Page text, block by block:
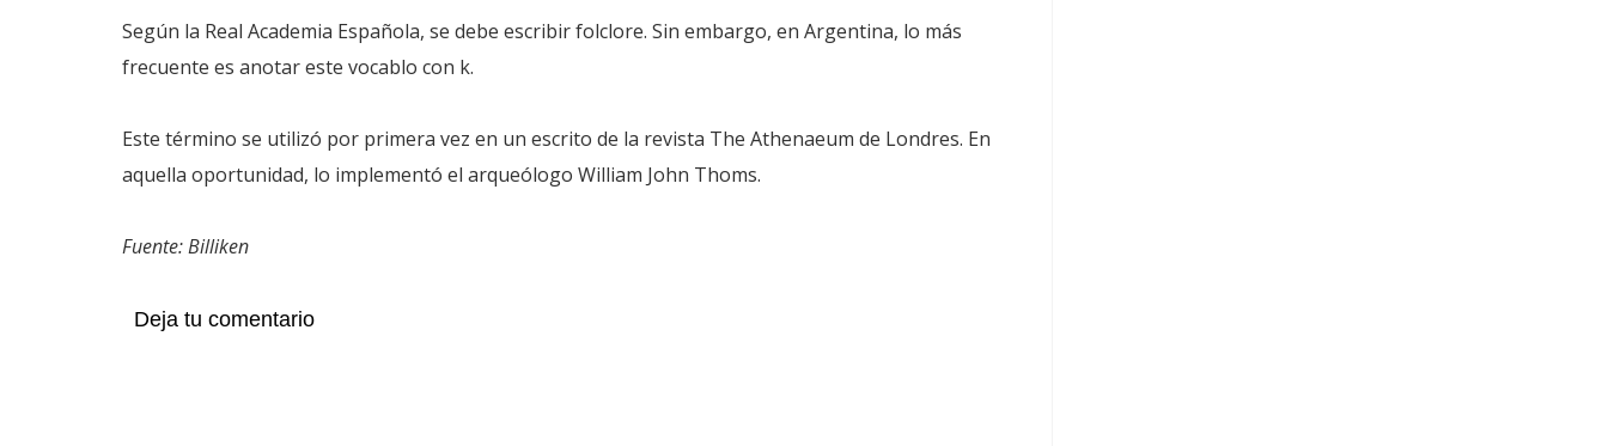
Según la Real Academia Española, se debe escribir folclore. Sin embargo, en Argentina, lo más
frecuente es anotar este vocablo con k.
Este término se utilizó por primera vez en un escrito de la revista The Athenaeum de Londres. En
aquella oportunidad, lo implementó el arqueólogo William John Thoms.
Fuente: Billiken
Deja tu comentario